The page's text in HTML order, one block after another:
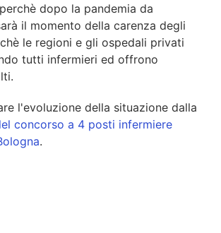
dopo la pandemia da
il momento della carenza degli
le regioni e gli ospedali privati
tutti infermieri ed offrono
l'evoluzione della situazione dalla
concorso a 4 posti infermiere
.